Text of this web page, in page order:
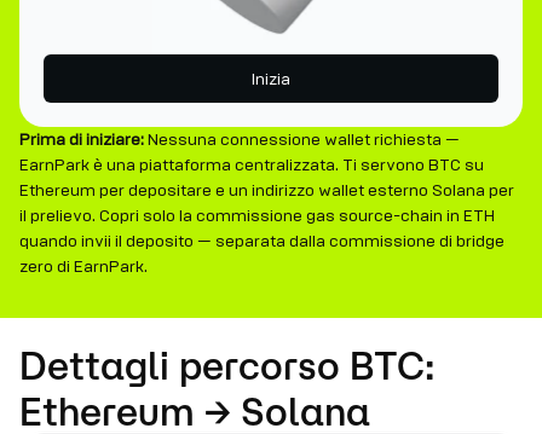
Inizia
Prima di iniziare:Nessuna connessione wallet richiesta —
EarnPark è una piattaforma centralizzata. Ti servono BTC su
Ethereum per depositare e un indirizzo wallet esterno Solana per
il prelievo. Copri solo la commissione gas source-chain in ETH
quando invii il deposito — separata dalla commissione di bridge
zero di EarnPark.
Dettagli percorso BTC:
Ethereum → Solana